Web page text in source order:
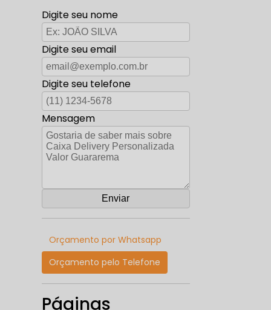
Digite seu nome
Digite seu email
Digite seu telefone
Mensagem
Orçamento por Whatsapp
Orçamento pelo Telefone
Páginas